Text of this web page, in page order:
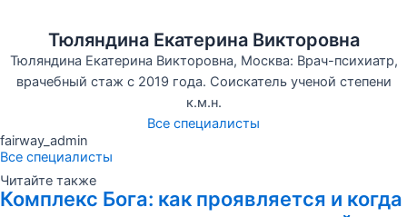
Тюляндина Екатерина Викторовна
Тюляндина Екатерина Викторовна, Москва: Врач-психиатр,
врачебный стаж с 2019 года. Соискатель ученой степени
к.м.н.
Все специалисты
fairway_admin
Все специалисты
Читайте также
Комплекс Бога: как проявляется и когда